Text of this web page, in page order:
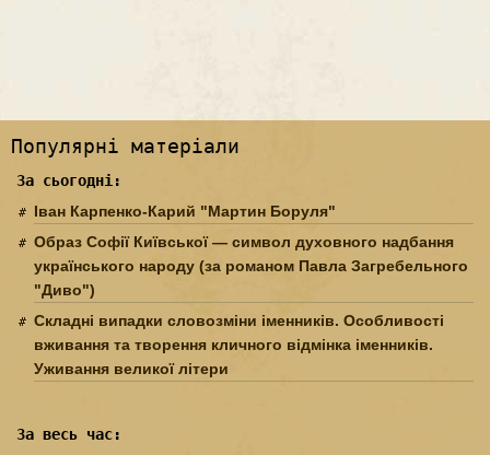
Популярні матеріали
За сьогодні:
Іван Карпенко-Карий "Мартин Боруля"
Образ Софії Київської — символ духовного надбання
українського народу (за романом Павла Загребельного
"Диво")
Складні випадки словозміни іменників. Особливості
вживання та творення кличного відмінка іменників.
Уживання великої літери
За весь час: